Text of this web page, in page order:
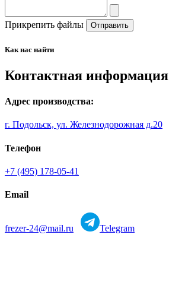
Прикрепить файлы Отправить
Как нас найти
Контактная информация
Адрес производства:
г. Подольск, ул. Железнодорожная д.20
Телефон
+7 (495) 178-05-41
Email
frezer-24@mail.ru Telegram